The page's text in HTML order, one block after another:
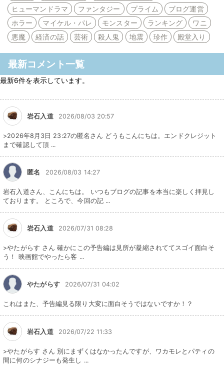
ヒューマンドラマ
ファンタジー プライム
ブログ運営
ホラー
マイケル・パレ モンスター ランキング
ワニ
悪魔
経済の話 芸術 殺人鬼 地震 珍作 殿堂入り
最新コメント一覧
最新6件を表示しています。
岩石入道 2026/08/03 20:57
>2026年8月3日 23:27の匿名さん どうもこんにちは。エンドクレジット
まで確認して頂 ...
匿名 2026/08/03 14:27
岩石入道さん、こんにちは。 いつもブログの記事を本当に楽しく拝見し
ております。 ところで、今回の記 ...
岩石入道 2026/07/31 08:28
>やたがらす さん 確かにこの予告編は見所が凝縮されててスゴイ面白そ
う！ 映画館でやったら客 ...
やたがらす 2026/07/31 04:02
これはまた、予告編見る限り大変に面白そうではないですか！？
岩石入道 2026/07/22 11:33
>やたがらす さん 別にまずくはなかったんですが、ワカモレとパティの
間に何のシナジーも発生し ...